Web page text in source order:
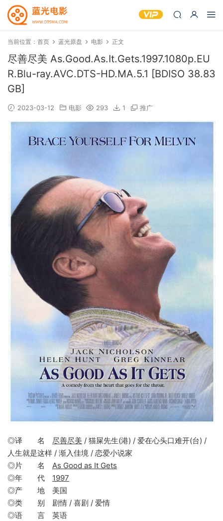
当前位置： 首页 蓝光原盘 电影 正文
尽善尽美 As.Good.As.It.Gets.1997.1080p.EU
R.Blu-ray.AVC.DTS-HD.MA.5.1 [BDISO 38.83
GB]
2023-03-12 电影 293 1 推广
◎译 名 尽善尽美 / 猫屎先生(港) / 爱在心头口难开(台) /
人生就是这样 / 渐入佳境 / 恋爱小说家
◎片 名 As Good as It Gets
◎年 代 1997
◎产 地 美国
◎类 别 剧情 / 喜剧 / 爱情
◎语 言 英语